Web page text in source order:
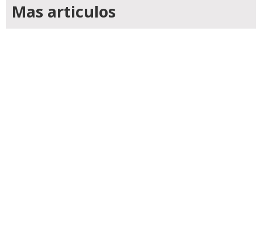
Mas articulos